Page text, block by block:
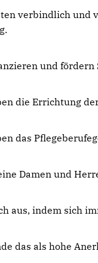
verbindlich und
und fördern
die Errichtung
das
Damen und
aus, indem sich
das als hohe